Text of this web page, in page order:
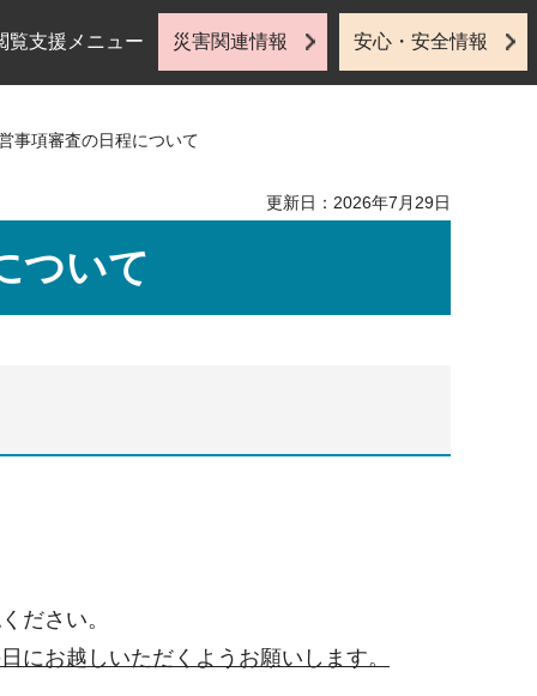
覧支援メニュー 災害関連情報 安心・安全情報
事項審査の日程について
更新日：2026年7月29日
ついて
ださい。
にお越しいただくようお願いします。